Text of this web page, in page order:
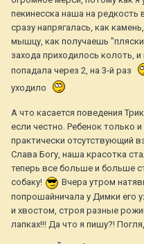
пекинесска наша на редкость
сразу напрягалась, как
мышцу, как получаешь
захода приходилось колоть,
попадала через 2, на 3-й раз
уходило
А что касается поведения
если честно. Ребенок только
практически отсутствующий
Слава Богу, наша красотка
теперь все больше и больше
собаку!
Вчера утром
попрошайничала у Димки его
и хвостом, строя разные
лапках!!! Да что я пишу?!